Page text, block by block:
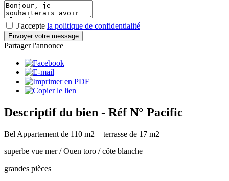
J'accepte la politique de confidentialité
Envoyer votre message
Partager l'annonce
Descriptif du bien - Réf N° Pacific
Bel Appartement de 110 m2 + terrasse de 17 m2
superbe vue mer / Ouen toro / côte blanche
grandes pièces